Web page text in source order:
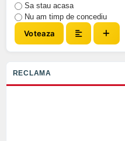
Sa stau acasa
Nu am timp de concediu
Voteaza
RECLAMA